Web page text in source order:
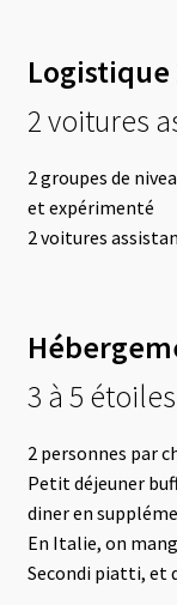
Logistique
2 voitures
2 groupes de
et expérimenté
2 voitures
3 à 5 étoiles
2 personnes par
Petit déjeuner
diner en
En Italie, on
Secondi piatti, et